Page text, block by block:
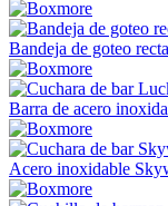
Bandeja de goteo
Barra de acero
Acero inoxidable